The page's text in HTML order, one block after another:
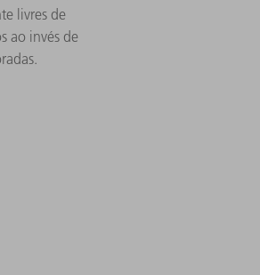
livres de
ao invés de